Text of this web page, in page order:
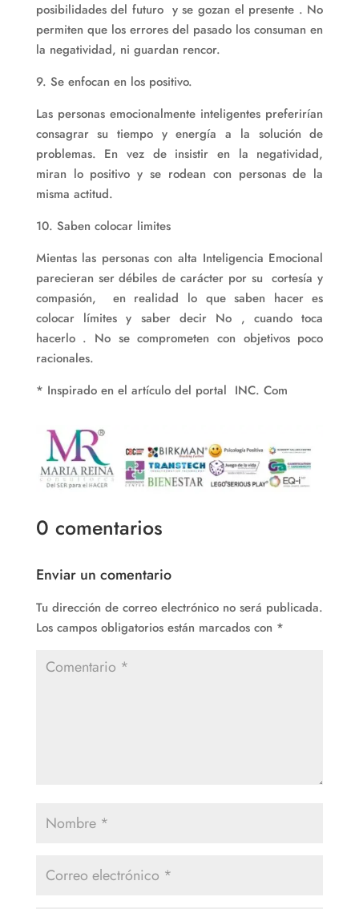
posibilidades del futuro y se gozan el presente . No
permiten que los errores del pasado los consuman en
la negatividad, ni guardan rencor.
9. Se enfocan en los positivo.
Las personas emocionalmente inteligentes preferirían
consagrar su tiempo y energía a la solución de
problemas. En vez de insistir en la negatividad,
miran lo positivo y se rodean con personas de la
misma actitud.
10. Saben colocar limites
Mientas las personas con alta Inteligencia Emocional
parecieran ser débiles de carácter por su cortesía y
compasión, en realidad lo que saben hacer es
colocar límites y saber decir No , cuando toca
hacerlo . No se comprometen con objetivos poco
racionales.
* Inspirado en el artículo del portal INC. Com
0 comentarios
Enviar un comentario
Tu dirección de correo electrónico no será publicada.
Los campos obligatorios están marcados con *